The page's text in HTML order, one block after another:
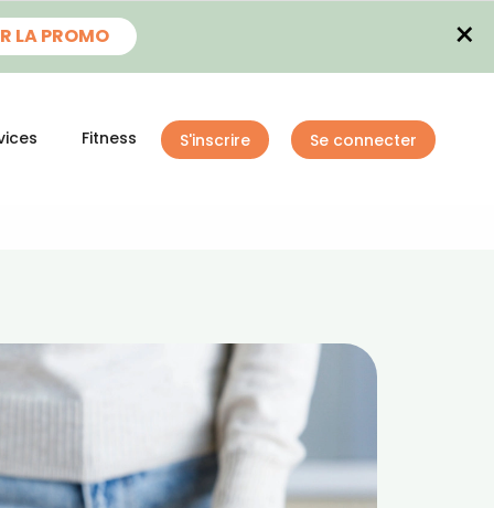
LA PROMO ×
Fitness S'inscrire Se connecter